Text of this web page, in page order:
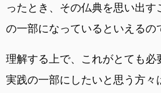
ったとき、その仏典を思い出す
の一部になっているといえるの
理解する上で、これがとても必
実践の一部にしたいと思う方々